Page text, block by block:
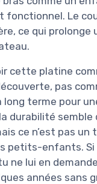
fonctionnel. Le
ce qui prolonge
cette platine
pas
terme pour
durabilité
ce n’est pas un
petits-enfants. Si
ne lui en
années sans